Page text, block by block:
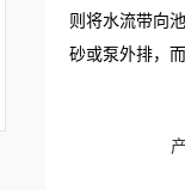
则将水流带向
砂或泵外排，